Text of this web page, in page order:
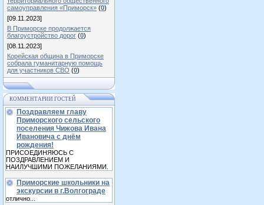
самоуправления «Приморск» (0)
[09.11.2023]
В Приморске продолжается
благоустройство дорог (0)
[08.11.2023]
Корейская община в Приморске
собрала гуманитарную помощь
для участников СВО (0)
КОММЕНТАРИИ ГОСТЕЙ
Поздравляем главу
Приморского сельского
поселения Чижова Ивана
Ивановича с днём
рождения!
ПРИСОЕДИНЯЮСЬ С
ПОЗДРАВЛЕНИЕМ И
НАИЛУЧШИМИ ПОЖЕЛАНИЯМИ.
Приморские школьники на
экскурсии в г.Волгограде
отлично...